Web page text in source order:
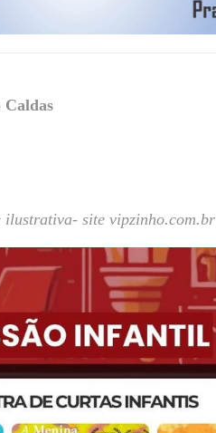
site vipzinho.com.br